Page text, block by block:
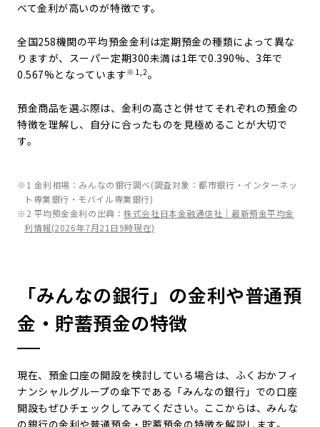
べて金利が高いのが特徴です。
全国258機関の平均預金金利は定期預金の種類によって異な
りますが、スーパー定期300未満は1年で0.390%、3年で
0.567%となっています※1,2。
預金商品を選ぶ際は、金利の高さと併せてそれぞれの預金の
特徴を理解し、自分に合ったものを見極めることが大切で
す。
※1 金利相場：みんなの銀行調べ(調査対象：都市銀行・インターネッ
ト専業銀行・モバイル専業銀行)
※2 平均預金金利の出典：株式会社日本金融通信社｜最新預金平均金
利情報(2026年7月21日9時現在)
「みんなの銀行」の金利や普通預
金・貯蓄預金の特徴
現在、預金口座の開設を検討している場合は、ふくおかフィ
ナンシャルグループの傘下である「みんなの銀行」での口座
開設もぜひチェックしてみてください。ここからは、みんな